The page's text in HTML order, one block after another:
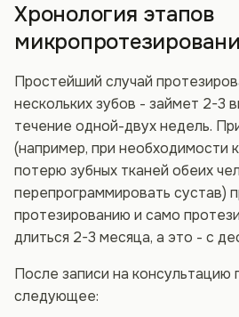
Хронология этапов
Простейший случай
нескольких зубов - займет 2-3
течение одной-двух недель.
(например, при необходимости
потерю зубных тканей обеих
перепрограммировать сустав)
протезированию и само
длиться 2-3 месяца, а это - с
После записи на консультацию
следующее: